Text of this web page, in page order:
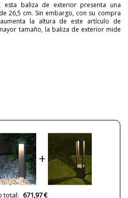
esta baliza de exterior presenta una
26,5 cm. Sin embargo, con su compra
la altura de este artículo de
tamaño, la baliza de exterior mide
11
38
a partir de septiembre
220V
Led
1200lm
+
total: 671,97 €